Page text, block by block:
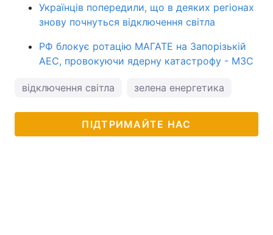
Українців попередили, що в деяких регіонах
знову почнуться відключення світла
РФ блокує ротацію МАГАТЕ на Запорізькій
АЕС, провокуючи ядерну катастрофу - МЗС
відключення світла зелена енергетика
ПІДТРИМАЙТЕ НАС